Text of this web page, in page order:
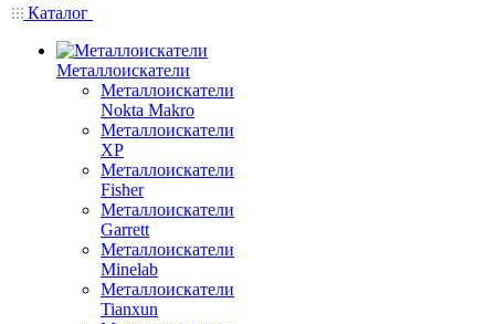
Каталог
Металлоискатели
Металлоискатели
Nokta Makro
Металлоискатели
XP
Металлоискатели
Fisher
Металлоискатели
Garrett
Металлоискатели
Minelab
Металлоискатели
Tianxun